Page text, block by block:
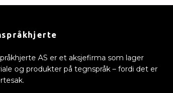
AS er et aksjefirma som lager
og produkter på tegnspråk – fordi det er